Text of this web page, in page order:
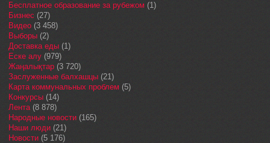
Бесплатное образование за рубежом (1)
Бизнес (27)
Видео (3 458)
Выборы (2)
Доставка еды (1)
Еске алу (979)
Жаңалықтар (3 720)
Заслуженные балхашцы (21)
Карта коммунальных проблем (5)
Конкурсы (14)
Лента(8 878)
Народные новости (165)
Наши люди (21)
Новости (5 176)